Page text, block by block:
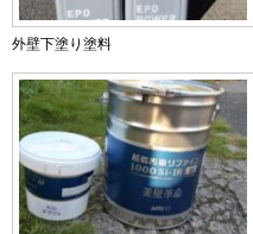
外壁下塗り塗料